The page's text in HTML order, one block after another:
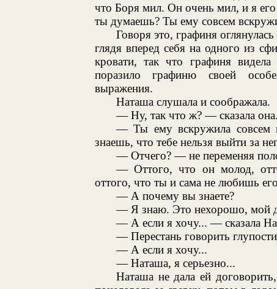
что Боря мил. Он очень мил, и я
ты думаешь? Ты ему совсем
Говоря это, графиня
глядя вперед себя на одного из
кровати, так что графиня
поразило графиню своей
выражения.
Наташа слушала и соображала.
— Ну, так что ж? — сказала она.
— Ты ему вскружила совсем
знаешь, что тебе нельзя выйти за
— Отчего? — не переменяя
— Оттого, что он молод,
оттого, что ты и сама не любишь
— А почему вы знаете?
— Я знаю. Это нехорошо, мой
— А если я хочу... — сказала
— Перестань говорить
— А если я хочу...
— Наташа, я серьезно...
Наташа не дала ей